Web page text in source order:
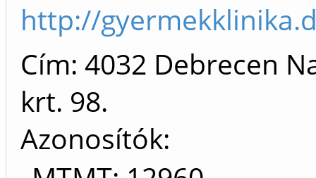
http://
Cím: 4032 Debrecen
krt. 98.
Azonosítók